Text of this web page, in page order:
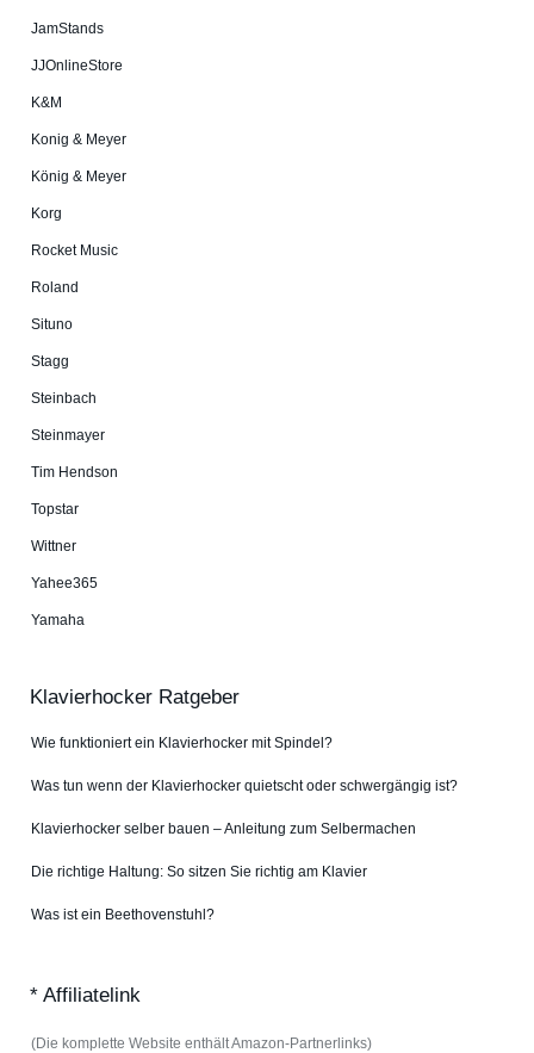
JamStands
JJOnlineStore
K&M
Konig & Meyer
König & Meyer
Korg
Rocket Music
Roland
Situno
Stagg
Steinbach
Steinmayer
Tim Hendson
Topstar
Wittner
Yahee365
Yamaha
Klavierhocker Ratgeber
Wie funktioniert ein Klavierhocker mit Spindel?
Was tun wenn der Klavierhocker quietscht oder schwergängig ist?
Klavierhocker selber bauen – Anleitung zum Selbermachen
Die richtige Haltung: So sitzen Sie richtig am Klavier
Was ist ein Beethovenstuhl?
* Affiliatelink
(Die komplette Website enthält Amazon-Partnerlinks)